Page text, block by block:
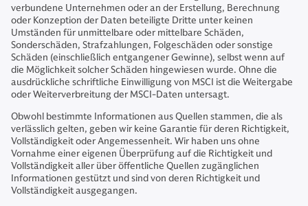
verbundene Unternehmen oder an der Erstellung, Berechnung
oder Konzeption der Daten beteiligte Dritte unter keinen
Umständen für unmittelbare oder mittelbare Schäden,
Sonderschäden, Strafzahlungen, Folgeschäden oder sonstige
Schäden (einschließlich entgangener Gewinne), selbst wenn auf
die Möglichkeit solcher Schäden hingewiesen wurde. Ohne die
ausdrückliche schriftliche Einwilligung von MSCI ist die Weitergabe
oder Weiterverbreitung der MSCI-Daten untersagt.
Obwohl bestimmte Informationen aus Quellen stammen, die als
verlässlich gelten, geben wir keine Garantie für deren Richtigkeit,
Vollständigkeit oder Angemessenheit. Wir haben uns ohne
Vornahme einer eigenen Überprüfung auf die Richtigkeit und
Vollständigkeit aller über öffentliche Quellen zugänglichen
Informationen gestützt und sind von deren Richtigkeit und
Vollständigkeit ausgegangen.